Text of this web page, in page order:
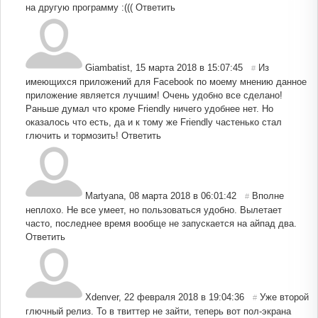
на другую программу :((( Ответить
Giambatist 15 марта 2018 в 15:07:45 # Из
имеющихся приложений для Facebook по моему мнению данное
приложение является лучшим! Очень удобно все сделано!
Раньше думал что кроме Friendly ничего удобнее нет. Но
оказалось что есть, да и к тому же Friendly частенько стал
глючить и тормозить! Ответить
Martyana 08 марта 2018 в 06:01:42 # Вполне
неплохо. Не все умеет, но пользоваться удобно. Вылетает
часто, последнее время вообще не запускается на айпад два.
Ответить
Xdenver, 22 февраля 2018 в 19:04:36 # Уже второй
глючный релиз. То в твиттер не зайти, теперь вот пол-экрана